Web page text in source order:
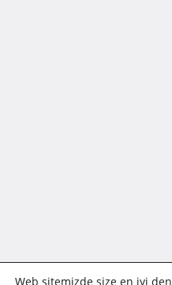
Web sitemizde size en iyi